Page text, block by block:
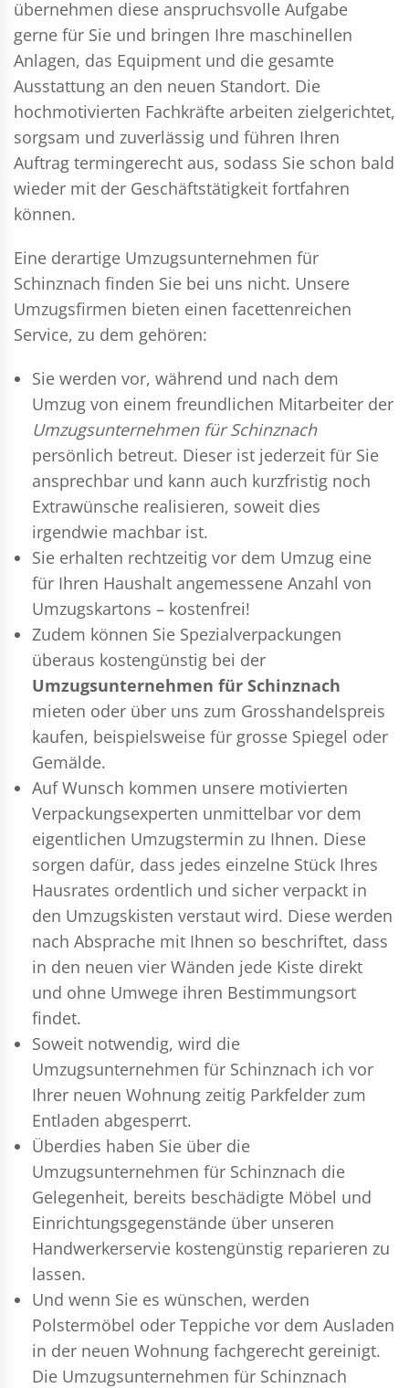
übernehmen diese anspruchsvolle Aufgabe
gerne für Sie und bringen Ihre maschinellen
Anlagen, das Equipment und die gesamte
Ausstattung an den neuen Standort. Die
hochmotivierten Fachkräfte arbeiten zielgerichtet,
sorgsam und zuverlässig und führen Ihren
Auftrag termingerecht aus, sodass Sie schon bald
wieder mit der Geschäftstätigkeit fortfahren
können.
Eine derartige Umzugsunternehmen für
Schinznach finden Sie bei uns nicht. Unsere
Umzugsfirmen bieten einen facettenreichen
Service, zu dem gehören:
Sie werden vor, während und nach dem
Umzug von einem freundlichen Mitarbeiter der
Umzugsunternehmen für Schinznach
persönlich betreut. Dieser ist jederzeit für Sie
ansprechbar und kann auch kurzfristig noch
Extrawünsche realisieren, soweit dies
irgendwie machbar ist.
Sie erhalten rechtzeitig vor dem Umzug eine
für Ihren Haushalt angemessene Anzahl von
Umzugskartons – kostenfrei!
Zudem können Sie Spezialverpackungen
überaus kostengünstig bei der
Umzugsunternehmen für Schinznach
mieten oder über uns zum Grosshandelspreis
kaufen, beispielsweise für grosse Spiegel oder
Gemälde.
Auf Wunsch kommen unsere motivierten
Verpackungsexperten unmittelbar vor dem
eigentlichen Umzugstermin zu Ihnen. Diese
sorgen dafür, dass jedes einzelne Stück Ihres
Hausrates ordentlich und sicher verpackt in
den Umzugskisten verstaut wird. Diese werden
nach Absprache mit Ihnen so beschriftet, dass
in den neuen vier Wänden jede Kiste direkt
und ohne Umwege ihren Bestimmungsort
findet.
Soweit notwendig, wird die
Umzugsunternehmen für Schinznach ich vor
Ihrer neuen Wohnung zeitig Parkfelder zum
Entladen abgesperrt.
Überdies haben Sie über die
Umzugsunternehmen für Schinznach die
Gelegenheit, bereits beschädigte Möbel und
Einrichtungsgegenstände über unseren
Handwerkerservie kostengünstig reparieren zu
lassen.
Und wenn Sie es wünschen, werden
Polstermöbel oder Teppiche vor dem Ausladen
in der neuen Wohnung fachgerecht gereinigt.
Die Umzugsunternehmen für Schinznach